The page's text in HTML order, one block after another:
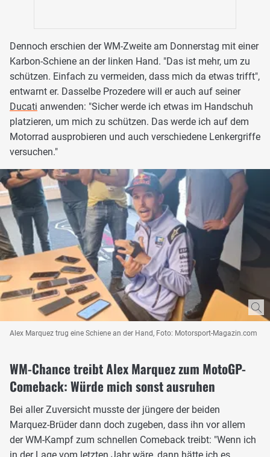
Dennoch erschien der WM-Zweite am Donnerstag mit einer
Karbon-Schiene an der linken Hand. "Das ist mehr, um zu
schützen. Einfach zu vermeiden, dass mich da etwas trifft",
entwarnt er. Dasselbe Prozedere will er auch auf seiner
Ducati anwenden: "Sicher werde ich etwas im Handschuh
platzieren, um mich zu schützen. Das werde ich auf dem
Motorrad ausprobieren und auch verschiedene Lenkergriffe
versuchen."
Alex Marquez trug eine Schiene an der Hand, Foto: Motorsport-Magazin.com
WM-Chance treibt Alex Marquez zum MotoGP-
Comeback: Würde mich sonst ausruhen
Bei aller Zuversicht musste der jüngere der beiden
Marquez-Brüder dann doch zugeben, dass ihn vor allem
der WM-Kampf zum schnellen Comeback treibt: "Wenn ich